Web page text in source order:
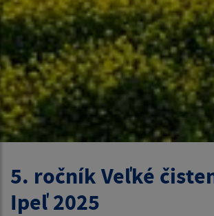
5. ročník Veľké
Ipeľ 2025